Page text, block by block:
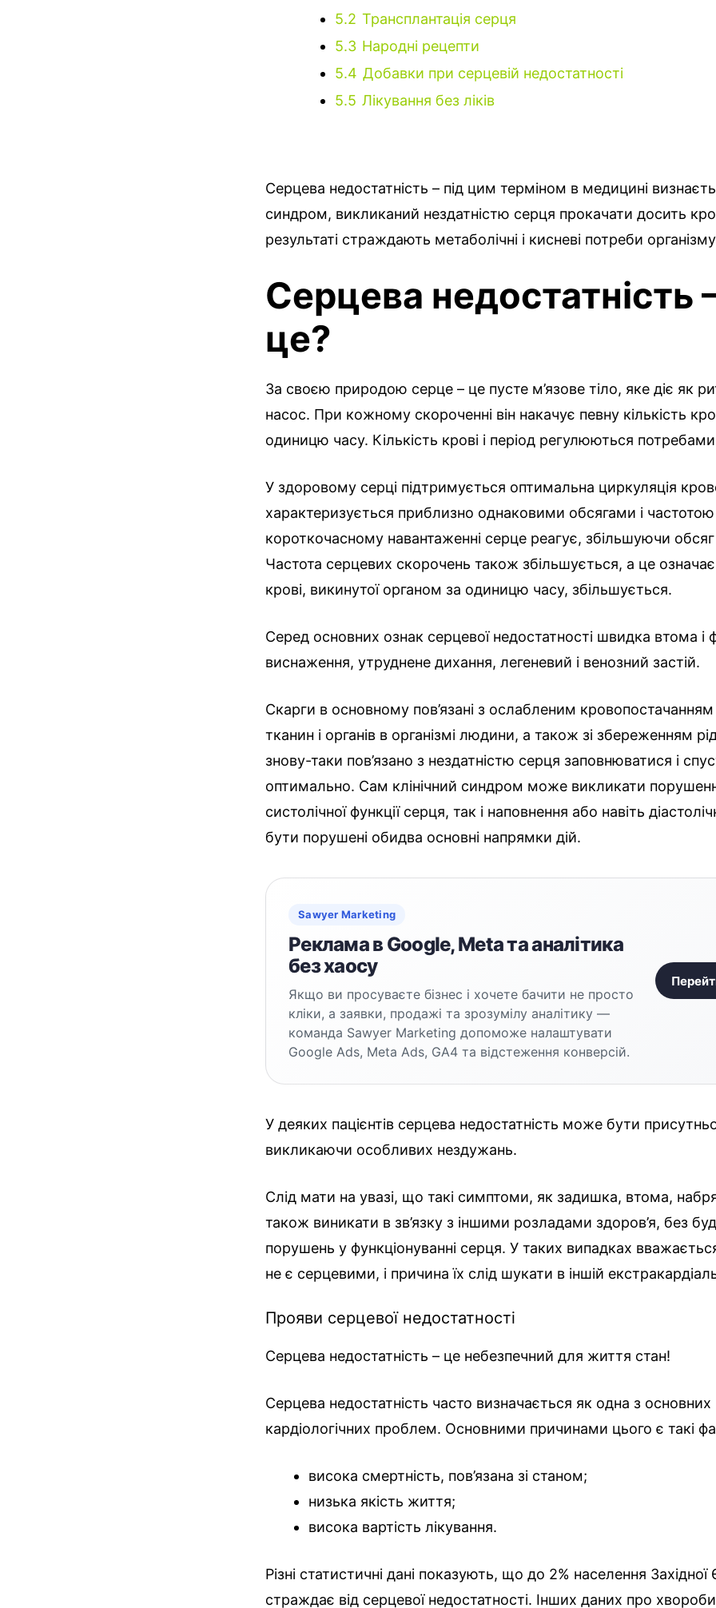
5.2 Трансплантація серця
5.3 Народні рецепти
5.4 Добавки при серцевій недостатності
5.5 Лікування без ліків
Серцева недостатність – під цим терміном в медицині
синдром, викликаний нездатністю серця прокачати досить
результаті страждають метаболічні і кисневі потреби
Серцева недостатність
це?
За своєю природою серце – це пусте м’язове тіло, яке діє як
насос. При кожному скороченні він накачує певну кількість
одиницю часу. Кількість крові і період регулюються
У здоровому серці підтримується оптимальна циркуляція
характеризується приблизно однаковими обсягами і
короткочасному навантаженні серце реагує, збільшуючи
Частота серцевих скорочень також збільшується, а це
крові, викинутої органом за одиницю часу, збільшується.
Серед основних ознак серцевої недостатності швидка втома і
виснаження, утруднене дихання, легеневий і венозний застій.
Скарги в основному пов’язані з ослабленим кровопостачанням
тканин і органів в організмі людини, а також зі збереженням
знову-таки пов’язано з нездатністю серця заповнюватися і
оптимально. Сам клінічний синдром може викликати
систолічної функції серця, так і наповнення або навіть
бути порушені обидва основні напрямки дій.
Sawyer Marketing
Реклама в Google, Meta та аналітика
без хаосу
Якщо ви просуваєте бізнес і хочете бачити не просто
кліки, а заявки, продажі та зрозумілу аналітику —
команда Sawyer Marketing допоможе налаштувати
Google Ads, Meta Ads, GA4 та відстеження конверсій.
У деяких пацієнтів серцева недостатність може бути
викликаючи особливих нездужань.
Слід мати на увазі, що такі симптоми, як задишка, втома,
також виникати в зв’язку з іншими розладами здоров’я, без
порушень у функціонуванні серця. У таких випадках
не є серцевими, і причина їх слід шукати в іншій
Прояви серцевої недостатності
Серцева недостатність – це небезпечний для життя стан!
Серцева недостатність часто визначається як одна з основних
кардіологічних проблем. Основними причинами цього є такі
висока смертність, пов’язана зі станом;
низька якість життя;
висока вартість лікування.
Різні статистичні дані показують, що до 2% населення
страждає від серцевої недостатності. Інших даних про